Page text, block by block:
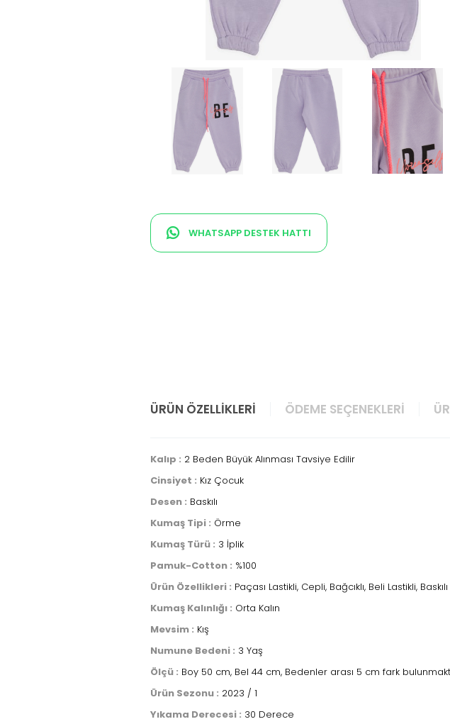
WHATSAPP DESTEK HATTI
ÜRÜN ÖZELLIKLERI ÖDEME SEÇENEKLERI
Kalıp : 2 Beden Büyük Alınması Tavsiye Edilir
Cinsiyet : Kız Çocuk
Desen : Baskılı
Kumaş Tipi : Örme
Kumaş Türü : 3 İplik
Pamuk-Cotton : %100
Ürün Özellikleri : Paçası Lastikli, Cepli, Bağcıklı, Beli Lastikli, Baskılı
Kumaş Kalınlığı : Orta Kalın
Mevsim : Kış
Numune Bedeni : 3 Yaş
Ölçü : Boy 50 cm, Bel 44 cm, Bedenler arası 5 cm fark
Ürün Sezonu : 2023 / 1
Yıkama Derecesi : 30 Derece